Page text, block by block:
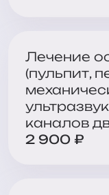
Лечение
(пульпит,
каналов
2 900 ₽